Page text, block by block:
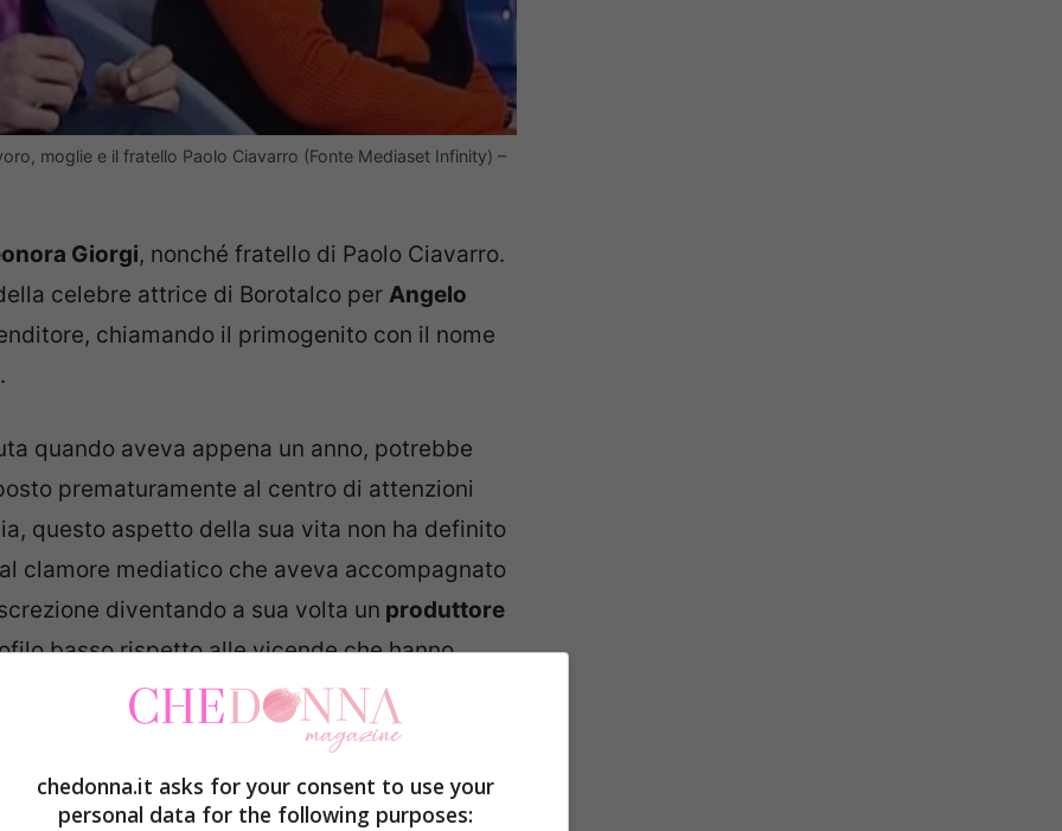
moglie e il fratello Paolo Ciavarro (Fonte Mediaset Infinity) –
Giorgi, nonché fratello di Paolo Ciavarro.
celebre attrice di Borotalco per Angelo
chiamando il primogenito con il nome
quando aveva appena un anno, potrebbe
prematuramente al centro di attenzioni
questo aspetto della sua vita non ha definito
clamore mediatico che aveva accompagnato
diventando a sua volta un produttore
basso rispetto alle vicende che hanno
il fratello Paolo Ciavarro e la
Giorgi
chedonna.it asks for your consent to use your
personal data for the following purposes: